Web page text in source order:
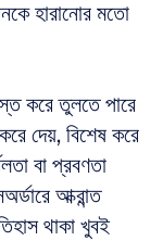
হারানোর মতো
করে তুলতে পারে
দেয়, বিশেষ করে
বা প্রবণতা
আক্রান্ত
থাকা খুবই